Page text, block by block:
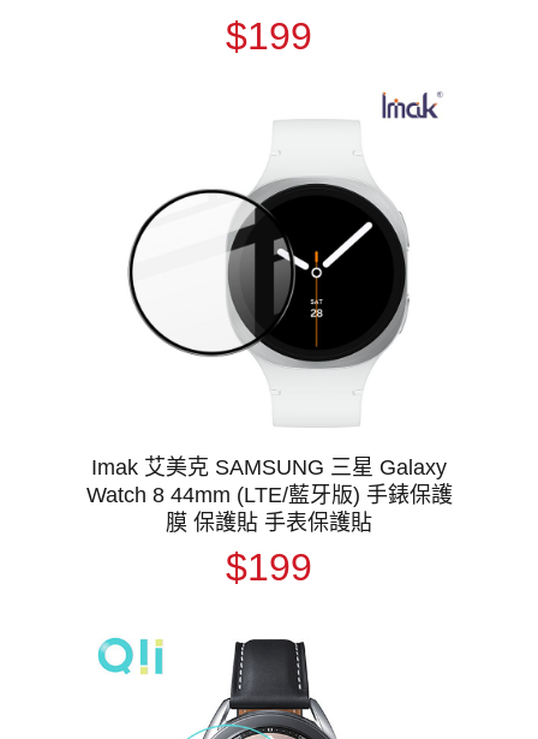
$199
Imak 艾美克 SAMSUNG 三星 Galaxy
Watch 8 44mm (LTE/藍牙版) 手錶保護
膜 保護貼 手表保護貼
$199